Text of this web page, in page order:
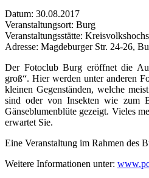
Datum: 30.08.2017
Veranstaltungsort: Burg
Veranstaltungsstätte:
Adresse: Magdeburger Str. 24-26,
Der Fotoclub Burg eröffnet die
groß“. Hier werden unter anderen
kleinen Gegenständen, welche
sind oder von Insekten wie zum
Gänseblumenblüte gezeigt. Vieles
erwartet Sie.
Eine Veranstaltung im Rahmen des
Weitere Informationen unter: